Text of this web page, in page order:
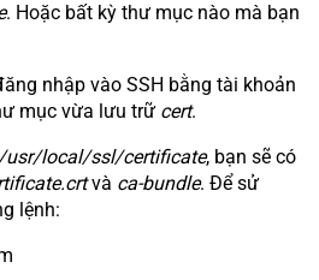
. Hoặc bất kỳ thư mục nào mà bạn
nhập vào SSH bằng tài khoản
mục vừa lưu trữ cert.
local/ssl/certificate, bạn sẽ có
và ca-bundle. Để sử
lệnh: